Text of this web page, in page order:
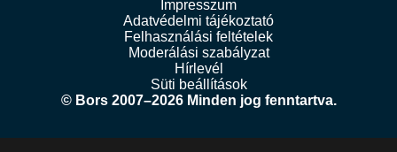
Impresszum
Adatvédelmi tájékoztató
Felhasználási feltételek
Moderálási szabályzat
Hírlevél
Süti beállítások
© Bors 2007–2026 Minden jog fenntartva.